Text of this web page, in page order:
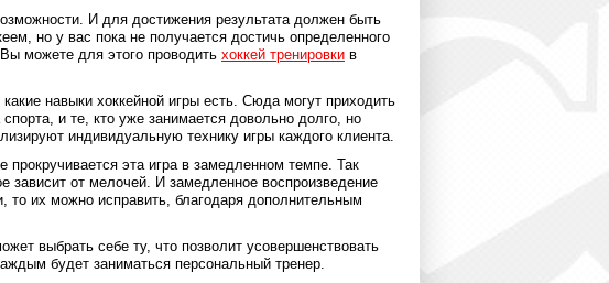
И для достижения результата должен быть
но у вас пока не получается достичь определенного
можете для этого проводить хоккей тренировки в
навыки хоккейной игры есть. Сюда могут приходить
и те, кто уже занимается довольно долго, но
индивидуальную технику игры каждого клиента.
эта игра в замедленном темпе. Так
зависит от мелочей. И замедленное воспроизведение
то их можно исправить, благодаря дополнительным
выбрать себе ту, что позволит усовершенствовать
будет заниматься персональный тренер.